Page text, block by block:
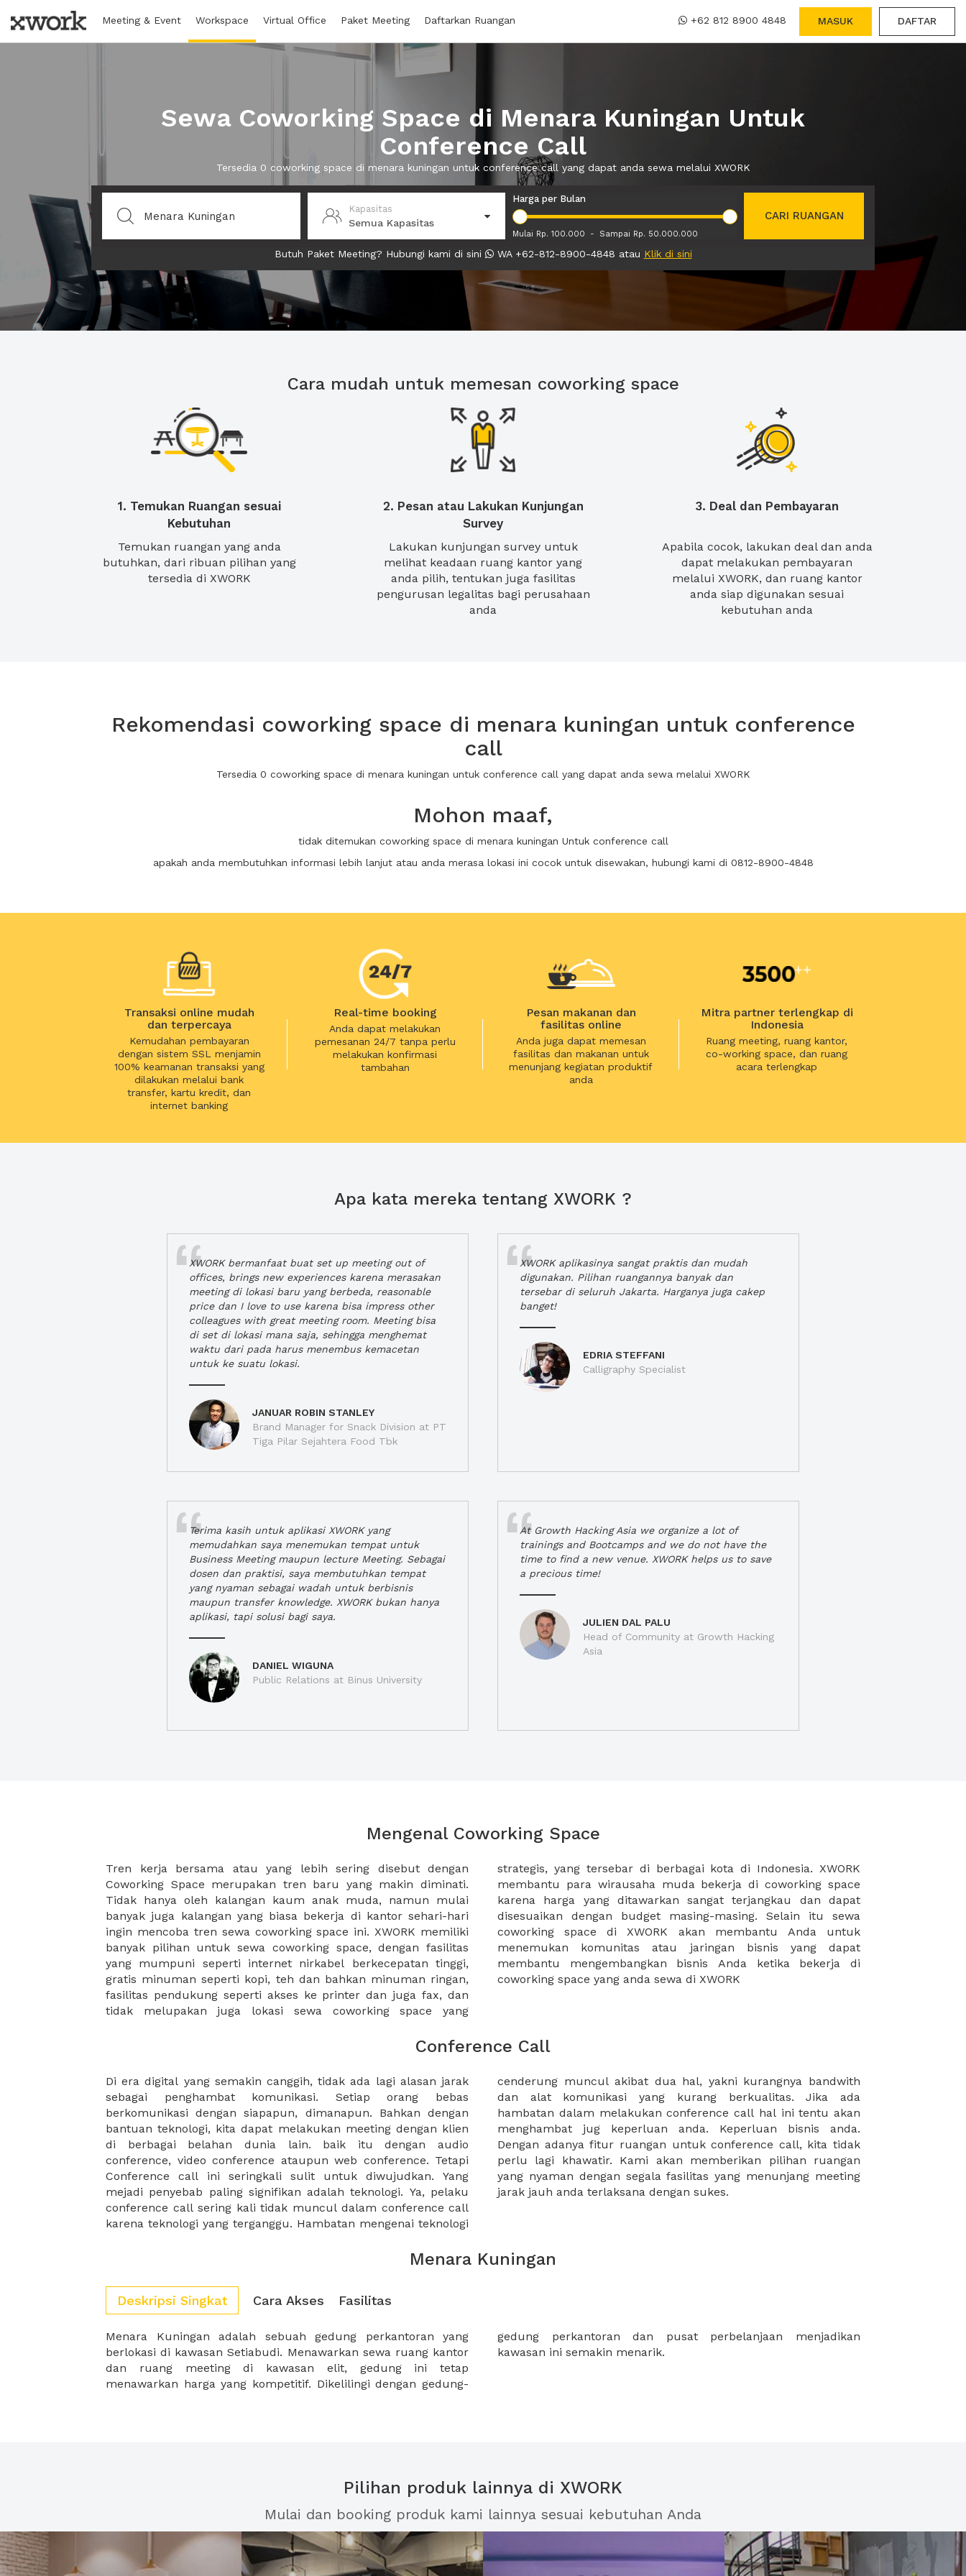
Meeting & Event Workspace Virtual Office Paket Meeting Daftarkan Ruangan +62 812 8900 4848 MASUK DAFTAR
Sewa Coworking Space di Menara Kuningan Untuk
Conference Call
Tersedia 0 coworking space di menara kuningan untuk conference call yang dapat anda sewa melalui XWORK
Kapasitas
Semua Kapasitas
Harga per Bulan
Mulai Rp. 100.000 - Sampai Rp. 50.000.000
CARI RUANGAN
Butuh Paket Meeting? Hubungi kami di sini WA +62-812-8900-4848 atau Klik di sini
Cara mudah untuk memesan coworking space
1. Temukan Ruangan sesuai
Kebutuhan
Temukan ruangan yang anda
butuhkan, dari ribuan pilihan yang
tersedia di XWORK
2. Pesan atau Lakukan Kunjungan
Survey
Lakukan kunjungan survey untuk
melihat keadaan ruang kantor yang
anda pilih, tentukan juga fasilitas
pengurusan legalitas bagi perusahaan
anda
3. Deal dan Pembayaran
Apabila cocok, lakukan deal dan anda
dapat melakukan pembayaran
melalui XWORK, dan ruang kantor
anda siap digunakan sesuai
kebutuhan anda
Rekomendasi coworking space di menara kuningan untuk conference
call
Tersedia 0 coworking space di menara kuningan untuk conference call yang dapat anda sewa melalui XWORK
Mohon maaf,
tidak ditemukan coworking space di menara kuningan Untuk conference call
apakah anda membutuhkan informasi lebih lanjut atau anda merasa lokasi ini cocok untuk disewakan, hubungi kami di 0812-8900-4848
Transaksi online mudah
dan terpercaya
Kemudahan pembayaran
dengan sistem SSL menjamin
100% keamanan transaksi yang
dilakukan melalui bank
transfer, kartu kredit, dan
internet banking
Real-time booking
Anda dapat melakukan
pemesanan 24/7 tanpa perlu
melakukan konfirmasi
tambahan
Pesan makanan dan
fasilitas online
Anda juga dapat memesan
fasilitas dan makanan untuk
menunjang kegiatan produktif
anda
Mitra partner terlengkap di
Indonesia
Ruang meeting, ruang kantor,
co-working space, dan ruang
acara terlengkap
Apa kata mereka tentang XWORK ?
XWORK bermanfaat buat set up meeting out of
offices, brings new experiences karena merasakan
meeting di lokasi baru yang berbeda, reasonable
price dan I love to use karena bisa impress other
colleagues with great meeting room. Meeting bisa
di set di lokasi mana saja, sehingga menghemat
waktu dari pada harus menembus kemacetan
untuk ke suatu lokasi.
JANUAR ROBIN STANLEY
Brand Manager for Snack Division at PT
Tiga Pilar Sejahtera Food Tbk
XWORK aplikasinya sangat praktis dan mudah
digunakan. Pilihan ruangannya banyak dan
tersebar di seluruh Jakarta. Harganya juga cakep
banget!
EDRIA STEFFANI
Calligraphy Specialist
Terima kasih untuk aplikasi XWORK yang
memudahkan saya menemukan tempat untuk
Business Meeting maupun lecture Meeting. Sebagai
dosen dan praktisi, saya membutuhkan tempat
yang nyaman sebagai wadah untuk berbisnis
maupun transfer knowledge. XWORK bukan hanya
aplikasi, tapi solusi bagi saya.
DANIEL WIGUNA
Public Relations at Binus University
At Growth Hacking Asia we organize a lot of
trainings and Bootcamps and we do not have the
time to find a new venue. XWORK helps us to save
a precious time!
JULIEN DAL PALU
Head of Community at Growth Hacking
Asia
Mengenal Coworking Space
Tren kerja bersama atau yang lebih sering disebut dengan
Coworking Space merupakan tren baru yang makin diminati.
Tidak hanya oleh kalangan kaum anak muda, namun mulai
banyak juga kalangan yang biasa bekerja di kantor sehari-hari
ingin mencoba tren sewa coworking space ini. XWORK memiliki
banyak pilihan untuk sewa coworking space, dengan fasilitas
yang mumpuni seperti internet nirkabel berkecepatan tinggi,
gratis minuman seperti kopi, teh dan bahkan minuman ringan,
fasilitas pendukung seperti akses ke printer dan juga fax, dan
tidak melupakan juga lokasi sewa coworking space yang
strategis, yang tersebar di berbagai kota di Indonesia. XWORK
membantu para wirausaha muda bekerja di coworking space
karena harga yang ditawarkan sangat terjangkau dan dapat
disesuaikan dengan budget masing-masing. Selain itu sewa
coworking space di XWORK akan membantu Anda untuk
menemukan komunitas atau jaringan bisnis yang dapat
membantu mengembangkan bisnis Anda ketika bekerja di
coworking space yang anda sewa di XWORK
Conference Call
Di era digital yang semakin canggih, tidak ada lagi alasan jarak
sebagai penghambat komunikasi. Setiap orang bebas
berkomunikasi dengan siapapun, dimanapun. Bahkan dengan
bantuan teknologi, kita dapat melakukan meeting dengan klien
di berbagai belahan dunia lain. baik itu dengan audio
conference, video conference ataupun web conference. Tetapi
Conference call ini seringkali sulit untuk diwujudkan. Yang
mejadi penyebab paling signifikan adalah teknologi. Ya, pelaku
conference call sering kali tidak muncul dalam conference call
karena teknologi yang terganggu. Hambatan mengenai teknologi
cenderung muncul akibat dua hal, yakni kurangnya bandwith
dan alat komunikasi yang kurang berkualitas. Jika ada
hambatan dalam melakukan conference call hal ini tentu akan
menghambat jug keperluan anda. Keperluan bisnis anda.
Dengan adanya fitur ruangan untuk conference call, kita tidak
perlu lagi khawatir. Kami akan memberikan pilihan ruangan
yang nyaman dengan segala fasilitas yang menunjang meeting
jarak jauh anda terlaksana dengan sukes.
Menara Kuningan
Deskripsi Singkat Cara Akses Fasilitas
Menara Kuningan adalah sebuah gedung perkantoran yang
berlokasi di kawasan Setiabudi. Menawarkan sewa ruang kantor
dan ruang meeting di kawasan elit, gedung ini tetap
menawarkan harga yang kompetitif. Dikelilingi dengan gedung-
gedung perkantoran dan pusat perbelanjaan menjadikan
kawasan ini semakin menarik.
Pilihan produk lainnya di XWORK
Mulai dan booking produk kami lainnya sesuai kebutuhan Anda